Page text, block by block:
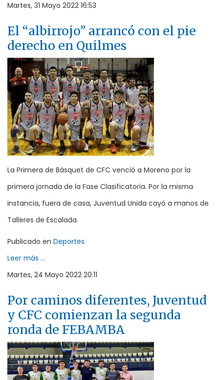
Martes, 31 Mayo 2022 16:53
El “albirrojo” arrancó con el pie
derecho en Quilmes
La Primera de Básquet de CFC venció a Moreno por la
primera jornada de la Fase Clasificatoria. Por la misma
instancia, fuera de casa, Juventud Unida cayó a manos de
Talleres de Escalada.
Publicado en Deportes
Leer más ...
Martes, 24 Mayo 2022 20:11
Por caminos diferentes, Juventud
y CFC comienzan la segunda
ronda de FEBAMBA